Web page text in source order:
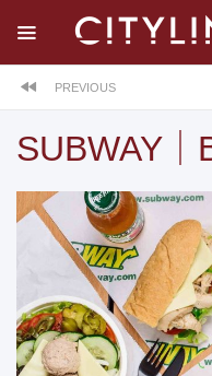
PREVIOUS
SUBWAY｜